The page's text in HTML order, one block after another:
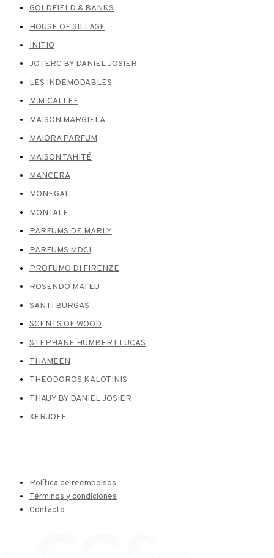
GOLDFIELD & BANKS
HOUSE OF SILLAGE
INITIO
JOTERC BY DANIEL JOSIER
LES INDEMODABLES
M.MICALLEF
MAISON MARGIELA
MAIORA PARFUM
MAISON TAHITÉ
MANCERA
MONEGAL
MONTALE
PARFUMS DE MARLY
PARFUMS MDCI
PROFUMO DI FIRENZE
ROSENDO MATEU
SANTI BURGAS
SCENTS OF WOOD
STEPHANE HUMBERT LUCAS
THAMEEN
THEODOROS KALOTINIS
THAUY BY DANIEL JOSIER
XERJOFF
Política de reembolsos
Términos y condiciones
Contacto